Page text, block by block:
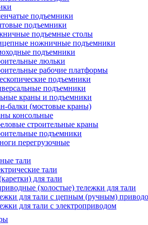
подъемники
подъемники
подъемные столы
ножничные подъемники
подъемники
люльки
рабочие платформы
подъемники
подъемники
краны и подъемники
балки (мостовые краны)
консольные
строительные краны
подъемники
перегрузочные
тали
тали
для тали
(холостые) тележки для тали
для тали с цепным (ручным)
для тали с электроприводом